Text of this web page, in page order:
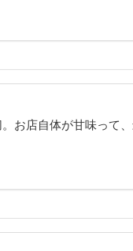
お店自体が甘味って